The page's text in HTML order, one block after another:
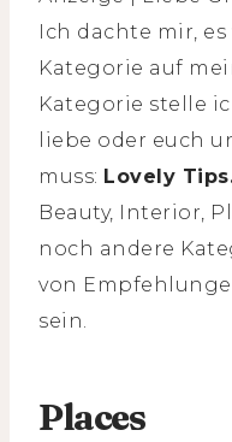
Ich dachte mir,
Kategorie auf
Kategorie stelle
liebe oder euch
muss: Lovely
Beauty, Interior,
noch andere
von
sein.
Places